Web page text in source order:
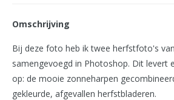
Omschrijving
Bij deze foto heb ik twee herfstfoto's
samengevoegd in Photoshop. Dit levert
op: de mooie zonneharpen
gekleurde, afgevallen herfstbladeren.